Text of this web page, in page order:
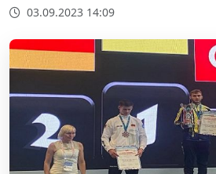
03.09.2023 14:09